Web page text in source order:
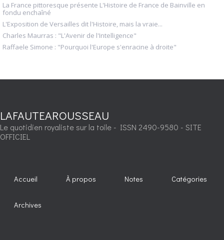
La France pittoresque présente L'Histoire de France de Bainville en
fondu enchaîné
L'Exposition de Versailles dit l'Histoire, mais la vraie...
Charles Maurras : "L'Avenir de l'Intelligence"
Raffaele Simone : "Pourquoi l'Europe s'enracine à droite"
LAFAUTEAROUSSEAU
Le quotidien royaliste sur la toile - ISSN 2490-9580 - SITE
OFFICIEL
Accueil À propos Notes Catégories
Archives